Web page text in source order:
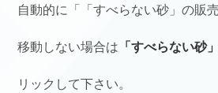
自動的に「「すべらない砂」の販
移動しない場合は 「すべらない砂
リックして下さい。